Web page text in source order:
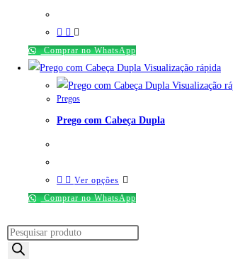
Comprar no WhatsApp
Visualização rápida
Visualização
Pregos
Prego com Cabeça Dupla
Ver opções
Comprar no WhatsApp